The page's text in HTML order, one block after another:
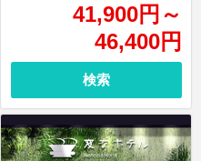
41,900円 ～
46,400円
検索